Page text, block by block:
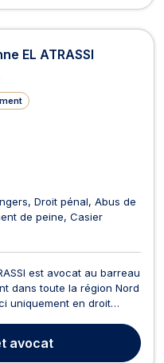
EL ATRASSI
Droit pénal Abus de
de peine Casier
est avocat au barreau
dans toute la région Nord
uniquement en droit
en droit pénal quel que
o...
avocat